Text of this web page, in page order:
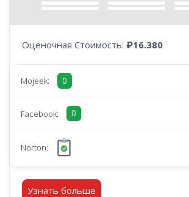
Оценочная Стоимость: ₽16.380
Mojeek: 0
Facebook: 0
Norton:
Узнать больше